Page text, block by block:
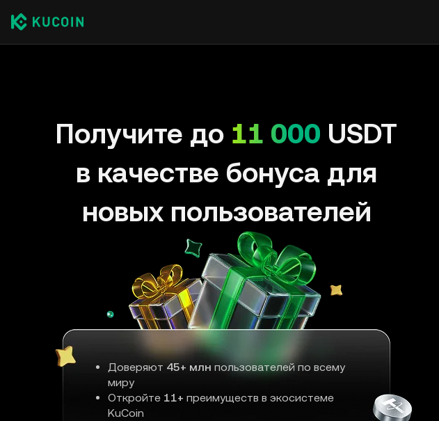
Получите до 11 000 USDT
в качестве бонуса для
новых пользователей
Доверяют 45+ млн пользователей по всему
миру
Откройте 11+ преимуществ в экосистеме
KuCoin